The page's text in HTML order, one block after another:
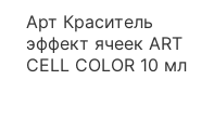
Арт Краситель
эффект ячеек ART
CELL COLOR 10 мл